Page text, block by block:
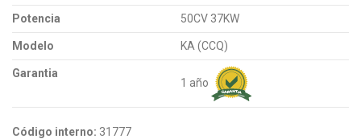
Potencia 50CV 37KW
Modelo KA (CCQ)
Garantia
1 año
Código interno: 31777